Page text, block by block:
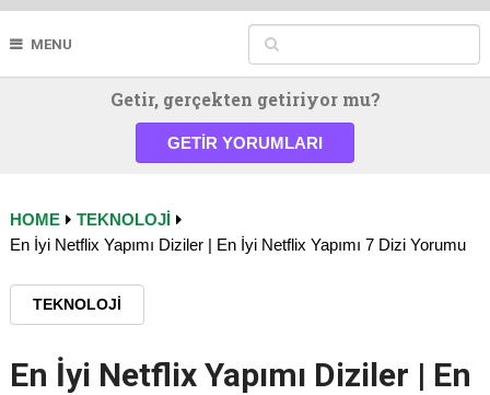
MENU
Getir, gerçekten getiriyor mu?
GETIR YORUMLARI
HOME
TEKNOLOJI
En İyi Netflix Yapımı Diziler | En İyi Netflix Yapımı 7 Dizi Yorumu
TEKNOLOJI
En İyi Netflix Yapımı Diziler | En